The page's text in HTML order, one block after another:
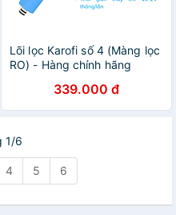
Lõi lọc Karofi số 4 (Màng lọc
RO) - Hàng chính hãng
339.000 đ
1/6
4 5 6